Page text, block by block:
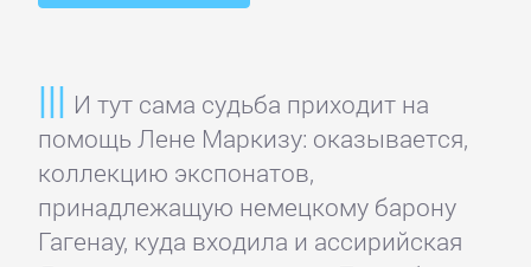
И тут сама судьба приходит на
помощь Лене Маркизу: оказывается,
коллекцию экспонатов,
принадлежащую немецкому барону
Гагенау, куда входила и ассирийская
Зарубежная
классика
Зарубежная
образовательная